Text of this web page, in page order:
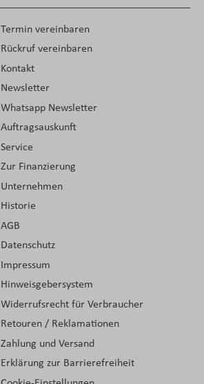
Termin vereinbaren
Rückruf vereinbaren
Kontakt
Newsletter
Whatsapp Newsletter
Auftragsauskunft
Service
Zur Finanzierung
Unternehmen
Historie
AGB
Datenschutz
Impressum
Hinweisgebersystem
Widerrufsrecht für Verbraucher
Retouren / Reklamationen
Zahlung und Versand
Erklärung zur Barrierefreiheit